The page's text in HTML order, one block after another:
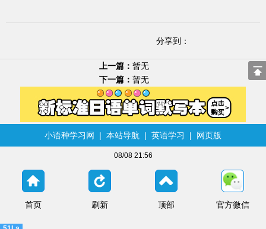
分享到：
上一篇： 暂无
下一篇： 暂无
小语种学习网 | 本站导航 | 英语学习 | 网页版
08/08 21:56
首页 刷新 顶部 官方微信